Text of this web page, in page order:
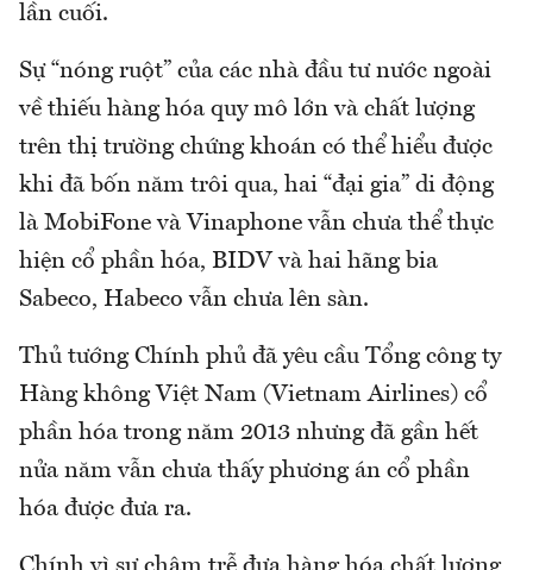
lần cuối.
Sự “nóng ruột” của các nhà đầu tư nước ngoài
về thiếu hàng hóa quy mô lớn và chất lượng
trên thị trường chứng khoán có thể hiểu được
khi đã bốn năm trôi qua, hai “đại gia” di động
là MobiFone và Vinaphone vẫn chưa thể thực
hiện cổ phần hóa, BIDV và hai hãng bia
Sabeco, Habeco vẫn chưa lên sàn.
Thủ tướng Chính phủ đã yêu cầu Tổng công ty
Hàng không Việt Nam (Vietnam Airlines) cổ
phần hóa trong năm 2013 nhưng đã gần hết
nửa năm vẫn chưa thấy phương án cổ phần
hóa được đưa ra.